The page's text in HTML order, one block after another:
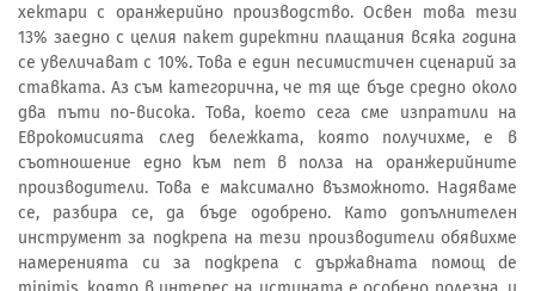
хектари с оранжерийно производство. Освен това тези
13% заедно с целия пакет директни плащания всяка година
се увеличават с 10%. Това е един песимистичен сценарий за
ставката. Аз съм категорична, че тя ще бъде средно около
два пъти по-висока. Това, което сега сме изпратили на
Еврокомисията след бележката, която получихме, е в
съотношение едно към пет в полза на оранжерийните
производители. Това е максимално възможното. Надяваме
се, разбира се, да бъде одобрено. Като допълнителен
инструмент за подкрепа на тези производители обявихме
намеренията си за подкрепа с държавната помощ de